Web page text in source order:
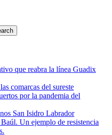
que reabra la línea Guadix
comarcas del sureste
por la pandemia del
San Isidro Labrador
Un ejemplo de resistencia